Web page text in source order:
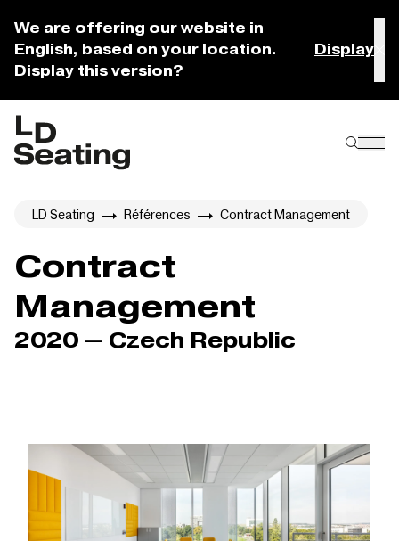
We are offering our website in
English, based on your location.
Display this version?
Display
LD Seating Références Contract Management
Contract
Management
2020 — Czech Republic